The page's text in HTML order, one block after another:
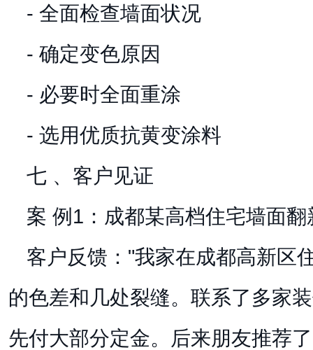
- 全面检查墙面状况
- 确定变色原因
- 必要时全面重涂
- 选用优质抗黄变涂料
七 、客户见证
案 例1：成都某高档住宅墙面翻
客户反馈："我家在成都高新区
的色差和几处裂缝。联系了多家
先付大部分定金。后来朋友推荐